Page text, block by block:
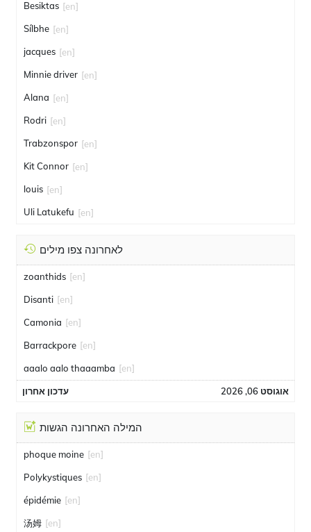
Besiktas [en]
Sílbhe [en]
jacques [en]
Minnie driver [en]
Alana [en]
Rodri [en]
Trabzonspor [en]
Kit Connor [en]
louis [en]
Uli Latukefu [en]
לאחרונה צפו מילים
zoanthids [en]
Disanti [en]
Camonia [en]
Barrackpore [en]
aaalo aalo thaaamba [en]
עדכון אחרון אוגוסט 06, 2026
המילה האחרונה הגשות
phoque moine [en]
Polykystiques [en]
épidémie [en]
汤姆 [en]